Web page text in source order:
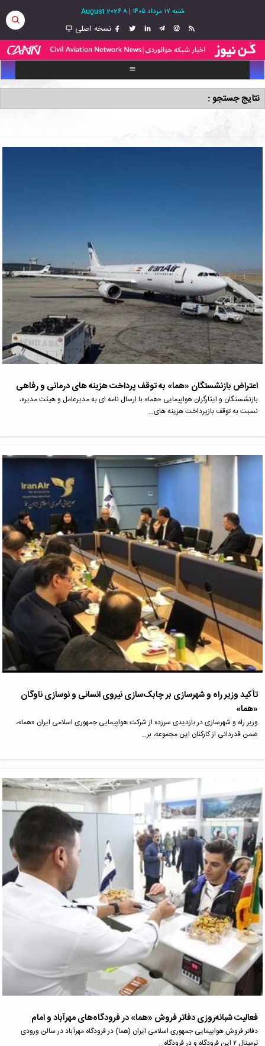
شنبه ۱۷ مرداد ۱۴۰۵ |
8 August 2026
نسخه اصلی
نتایج جستجو :
اعتراض بازنشستگان «هما» به توقف پرداخت هزینه‌ های درمانی و رفاهی
بازنشستگان و ایثارگران هواپیمایی «هما» با ارسال نامه‌ ای به مدیرعامل و هیئت‌ مدیره،
نسبت به توقف بازپرداخت هزینه‌ های…
تأکید وزیر راه و شهرسازی بر چابک‌سازی نیروی انسانی و نوسازی ناوگان
«هما»
وزیر راه و شهرسازی در بازدیدی سرزده از شرکت هواپیمایی جمهوری اسلامی ایران «هما»،
ضمن قدردانی از کارکنان این مجموعه، بر…
فعالیت شبانه‌روزی دفاتر فروش «هما» در فرودگاه‌های مهرآباد و امام
دفاتر فروش هواپیمایی جمهوری اسلامی ایران (هما) در فرودگاه مهرآباد در سالن ورودی
ترمینال ۲ این فرودگاه و در فرودگاه…